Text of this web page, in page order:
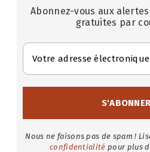
Abonnez-vous aux
gratuites par
Nous ne faisons pas de spam !
confidentialité pour plus